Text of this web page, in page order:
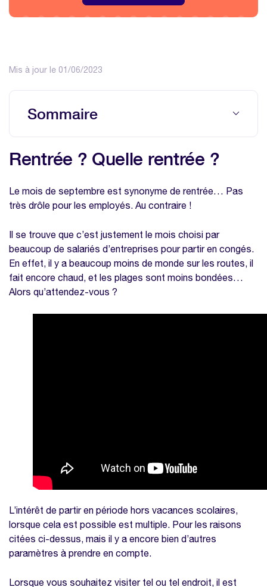
Mis à jour le 01/06/2023
Sommaire
Nos modèles à télécharger sur la même
Modèle planning congés excel
Rentrée ? Quelle rentrée ?
Le mois de septembre est synonyme de rentrée… Pas
très drôle pour les employés. Au contraire !
Il se trouve que c’est justement le mois choisi par
beaucoup de salariés d’entreprises pour partir en congés.
En effet, il y a beaucoup moins de monde sur les routes, il
fait encore chaud, et les plages sont moins bondées…
Alors qu’attendez-vous ?
L’intérêt de partir en période hors vacances scolaires,
lorsque cela est possible est multiple. Pour les raisons
citées ci-dessus, mais il y a encore bien d’autres
paramètres à prendre en compte.
Lorsque vous souhaitez visiter tel ou tel endroit, il est